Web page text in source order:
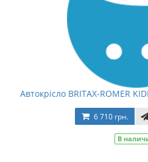
Автокрісло BRITAX-ROMER
6 710 грн.
В